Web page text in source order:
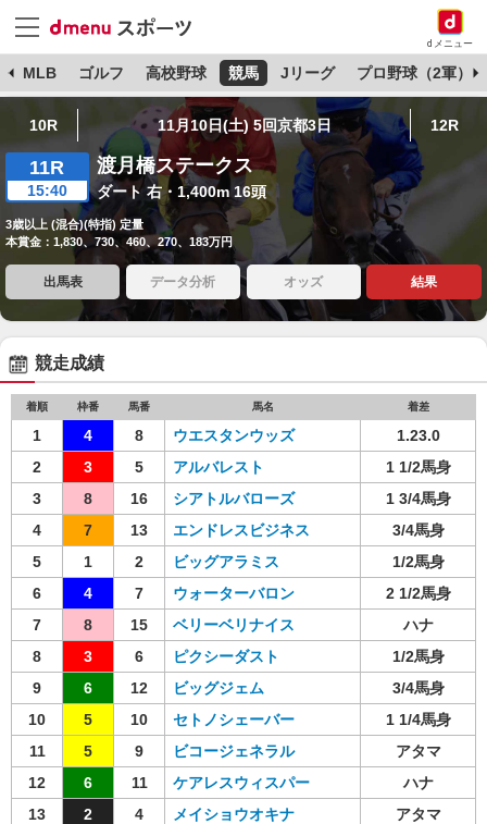
dメニュー
MLB ゴルフ 高校野球 競馬 Jリーグ プロ野球（2軍）
10R 11月10日(土) 5回京都3日 12R
11R
15:40
渡月橋ステークス
ダート 右・1,400m 16頭
3歳以上 (混合)(特指) 定量
本賞金：1,830、730、460、270、183万円
出馬表 データ分析 オッズ 結果
競走成績
着順 枠番 馬番 馬名 着差
1 4 8 ウエスタンウッズ
1.23.0
2
3 5 アルバレスト
1 1/2馬身
3
8 16 シアトルバローズ
1 3/4馬身
4
7 13 エンドレスビジネス
3/4馬身
5
1 2 ビッグアラミス
1/2馬身
6
4 7 ウォーターバロン
2 1/2馬身
7
8 15 ベリーベリナイス
ハナ
8
3 6 ピクシーダスト
1/2馬身
9
6 12 ビッグジェム
3/4馬身
10
5 10 セトノシェーバー
1 1/4馬身
11
5 9 ビコージェネラル
アタマ
12
6 11 ケアレスウィスパー
ハナ
13
2 4 メイショウオキナ
アタマ